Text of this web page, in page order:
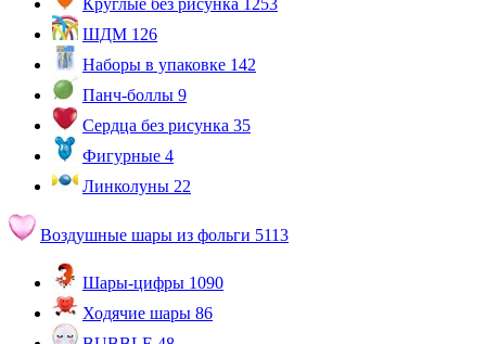
ШДМ 126
Наборы в упаковке 142
Панч-боллы 9
Сердца без рисунка 35
Фигурные 4
Линколуны 22
Воздушные шары из фольги 5113
Шары-цифры 1090
Ходячие шары 86